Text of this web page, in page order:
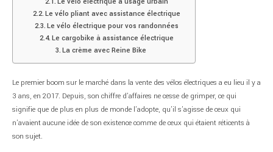
Le vélo pliant avec assistance électrique
Le vélo électrique pour vos randonnées
Le cargobike à assistance électrique
La crème avec Reine Bike
Le premier boom sur le marché dans la vente des vélos électriques a eu lieu il y a
3 ans, en 2017. Depuis, son chiffre d’affaires ne cesse de grimper, ce qui
signifie que de plus en plus de monde l’adopte, qu’il s’agisse de ceux qui
n’avaient aucune idée de son existence comme de ceux qui étaient réticents à
son sujet.